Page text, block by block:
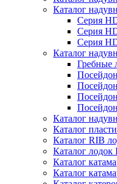
Каталог
Серия
Серия
Серия
Каталог
Гребные
Каталог
Каталог
Каталог RIB
Каталог лодок
Каталог
Каталог